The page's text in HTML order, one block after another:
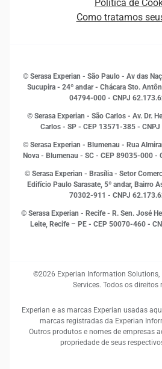
Estudos e Pesquisas
Inovação e Tecnologia
Leis e impostos
Marketing
Open Finance
Proteção de Dados
Sustentabilidade Corporativa
Sala de Imprensa
Política de
Como tratamos
© Serasa Experian - São Paulo - Av das
Sucupira - 24º andar - Chácara Sto.
04794-000 - CNPJ
© Serasa Experian - São Carlos - Av. Dr.
Carlos - SP - CEP 13571-385 -
© Serasa Experian - Blumenau - Rua
Nova - Blumenau - SC - CEP 89035-000
© Serasa Experian - Brasília - Setor
Edifício Paulo Sarasate, 5º andar, Bairro
70302-911 - CNPJ
© Serasa Experian - Recife - R. Sen. José
Leite, Recife – PE - CEP 50070-460 -
©2026 Experian Information Solutions,
Services. Todos os direitos
Experian e as marcas Experian usadas
marcas registradas da Experian
Outros produtos e nomes de empresas
propriedade de seus